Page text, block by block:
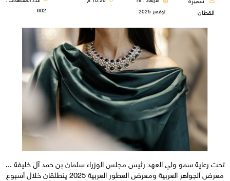
القطان
نوفمبر 2025
602
تحت رعاية سمو ولي العهد رئيس مجلس الوزراء سلمان بن حمد آل خليفة ...
معرض الجواهر العربية ومعرض العطور العربية 2025 ينطلقان خلال أسبوع